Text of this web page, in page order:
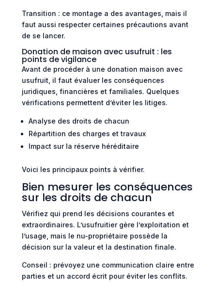
Transition : ce montage a des avantages, mais il
faut aussi respecter certaines précautions avant
de se lancer.
Donation de maison avec usufruit : les
points de vigilance
Avant de procéder à une donation maison avec
usufruit, il faut évaluer les conséquences
juridiques, financières et familiales. Quelques
vérifications permettent d’éviter les litiges.
Analyse des droits de chacun
Répartition des charges et travaux
Impact sur la réserve héréditaire
Voici les principaux points à vérifier.
Bien mesurer les conséquences
sur les droits de chacun
Vérifiez qui prend les décisions courantes et
extraordinaires. L’usufruitier gère l’exploitation et
l’usage, mais le nu-propriétaire possède la
décision sur la valeur et la destination finale.
Conseil : prévoyez une communication claire entre
parties et un accord écrit pour éviter les conflits.